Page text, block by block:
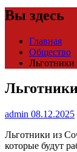
Вы здесь
Главная
Общество
Льготники
admin 08.12.2025
Льготники из
которые будут